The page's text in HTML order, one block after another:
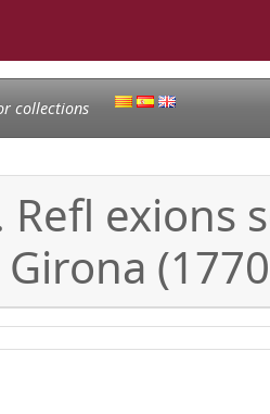
collections
exions